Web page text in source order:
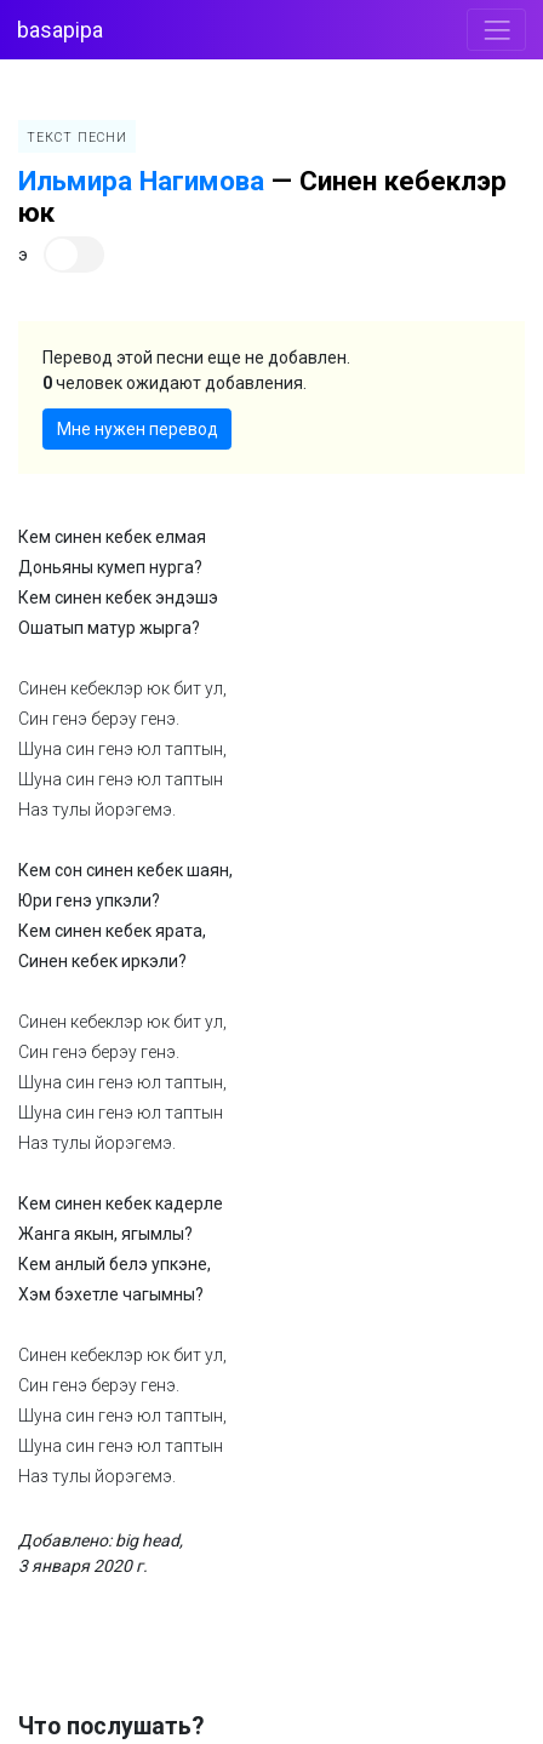
basapipa
ТЕКСТ ПЕСНИ
Ильмира Нагимова — Синен кебеклэр
юк
э
Перевод этой песни еще не добавлен.
0человек ожидают добавления.
Мне нужен перевод
Кем синен кебек елмая
Доньяны кумеп нурга?
Кем синен кебек эндэшэ
Ошатып матур жырга?
Синен кебеклэр юк бит ул,
Син генэ берэу генэ.
Шуна син генэ юл таптын,
Шуна син генэ юл таптын
Наз тулы йорэгемэ.
Кем сон синен кебек шаян,
Юри генэ упкэли?
Кем синен кебек ярата,
Синен кебек иркэли?
Синен кебеклэр юк бит ул,
Син генэ берэу генэ.
Шуна син генэ юл таптын,
Шуна син генэ юл таптын
Наз тулы йорэгемэ.
Кем синен кебек кадерле
Жанга якын, ягымлы?
Кем анлый белэ упкэне,
Хэм бэхетле чагымны?
Синен кебеклэр юк бит ул,
Син генэ берэу генэ.
Шуна син генэ юл таптын,
Шуна син генэ юл таптын
Наз тулы йорэгемэ.
Добавлено: big head,
3 января 2020 г.
Что послушать?